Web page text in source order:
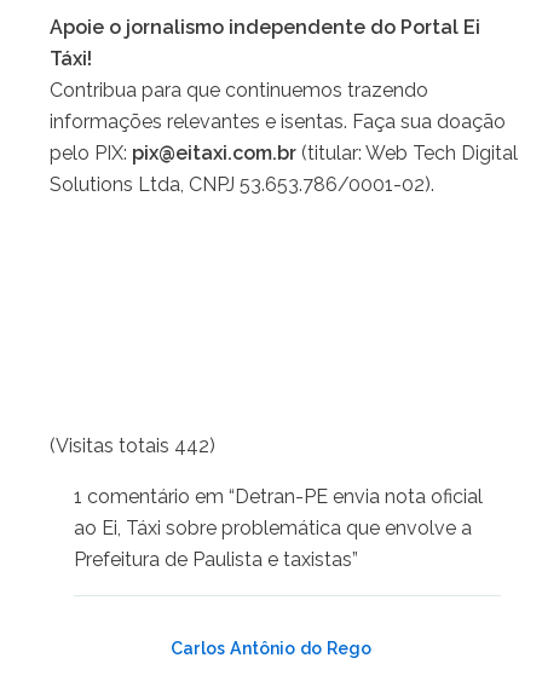
Apoie o jornalismo independente do Portal Ei
Táxi!
Contribua para que continuemos trazendo
informações relevantes e isentas. Faça sua doação
pelo PIX: pix@eitaxi.com.br (titular: Web Tech Digital
Solutions Ltda, CNPJ 53.653.786/0001-02).
(Visitas totais 442)
1 comentário em “Detran-PE envia nota oficial
ao Ei, Táxi sobre problemática que envolve a
Prefeitura de Paulista e taxistas”
Carlos Antônio do Rego